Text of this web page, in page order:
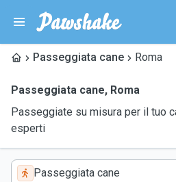
Passeggiata cane Roma
Passeggiata cane, Roma
Passeggiate su misura per il tuo
esperti
Passeggiata cane